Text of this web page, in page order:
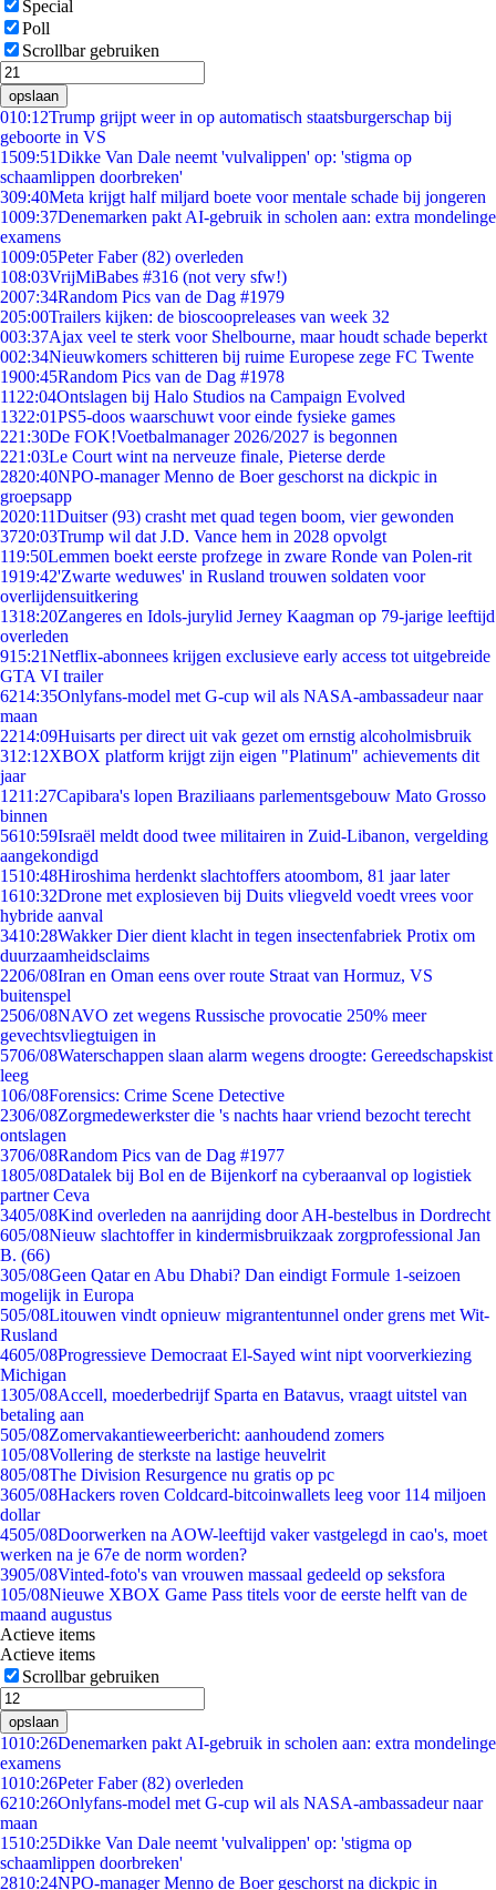
Special
Poll
Scrollbar gebruiken
opslaan
010:12Trump grijpt weer in op automatisch staatsburgerschap bij
geboorte in VS
1509:51Dikke Van Dale neemt 'vulvalippen' op: 'stigma op
schaamlippen doorbreken'
309:40Meta krijgt half miljard boete voor mentale schade bij jongeren
1009:37Denemarken pakt AI-gebruik in scholen aan: extra mondelinge
examens
1009:05Peter Faber (82) overleden
108:03VrijMiBabes #316 (not very sfw!)
2007:34Random Pics van de Dag #1979
205:00Trailers kijken: de bioscoopreleases van week 32
003:37Ajax veel te sterk voor Shelbourne, maar houdt schade beperkt
002:34Nieuwkomers schitteren bij ruime Europese zege FC Twente
1900:45Random Pics van de Dag #1978
11 22:04Ontslagen bij Halo Studios na Campaign Evolved
1322:01PS5-doos waarschuwt voor einde fysieke games
221:30De FOK!Voetbalmanager 2026/2027 is begonnen
221:03Le Court wint na nerveuze finale, Pieterse derde
2820:40NPO-manager Menno de Boer geschorst na dickpic in
groepsapp
2020:11Duitser (93) crasht met quad tegen boom, vier gewonden
3720:03Trump wil dat J.D. Vance hem in 2028 opvolgt
119:50Lemmen boekt eerste profzege in zware Ronde van Polen-rit
1919:42'Zwarte weduwes' in Rusland trouwen soldaten voor
overlijdensuitkering
1318:20Zangeres en Idols-jurylid Jerney Kaagman op 79-jarige leeftijd
overleden
915:21Netflix-abonnees krijgen exclusieve early access tot uitgebreide
GTA VI trailer
6214:35Onlyfans-model met G-cup wil als NASA-ambassadeur naar
maan
2214:09Huisarts per direct uit vak gezet om ernstig alcoholmisbruik
312:12XBOX platform krijgt zijn eigen "Platinum" achievements dit
jaar
1211:27Capibara's lopen Braziliaans parlementsgebouw Mato Grosso
binnen
5610:59Israël meldt dood twee militairen in Zuid-Libanon, vergelding
aangekondigd
1510:48Hiroshima herdenkt slachtoffers atoombom, 81 jaar later
1610:32Drone met explosieven bij Duits vliegveld voedt vrees voor
hybride aanval
3410:28Wakker Dier dient klacht in tegen insectenfabriek Protix om
duurzaamheidsclaims
2206/08Iran en Oman eens over route Straat van Hormuz, VS
buitenspel
2506/08NAVO zet wegens Russische provocatie 250% meer
gevechtsvliegtuigen in
5706/08Waterschappen slaan alarm wegens droogte: Gereedschapskist
leeg
106/08Forensics: Crime Scene Detective
2306/08Zorgmedewerkster die 's nachts haar vriend bezocht terecht
ontslagen
3706/08Random Pics van de Dag #1977
1805/08Datalek bij Bol en de Bijenkorf na cyberaanval op logistiek
partner Ceva
3405/08Kind overleden na aanrijding door AH-bestelbus in Dordrecht
605/08Nieuw slachtoffer in kindermisbruikzaak zorgprofessional Jan
B. (66)
305/08Geen Qatar en Abu Dhabi? Dan eindigt Formule 1-seizoen
mogelijk in Europa
505/08Litouwen vindt opnieuw migrantentunnel onder grens met Wit-
Rusland
4605/08Progressieve Democraat El-Sayed wint nipt voorverkiezing
Michigan
1305/08Accell, moederbedrijf Sparta en Batavus, vraagt uitstel van
betaling aan
505/08Zomervakantieweerbericht: aanhoudend zomers
105/08Vollering de sterkste na lastige heuvelrit
805/08The Division Resurgence nu gratis op pc
3605/08Hackers roven Coldcard-bitcoinwallets leeg voor 114 miljoen
dollar
4505/08Doorwerken na AOW-leeftijd vaker vastgelegd in cao's, moet
werken na je 67e de norm worden?
3905/08Vinted-foto's van vrouwen massaal gedeeld op seksfora
105/08Nieuwe XBOX Game Pass titels voor de eerste helft van de
maand augustus
Actieve items
Actieve items
Scrollbar gebruiken
opslaan
1010:26Denemarken pakt AI-gebruik in scholen aan: extra mondelinge
examens
1010:26Peter Faber (82) overleden
6210:26Onlyfans-model met G-cup wil als NASA-ambassadeur naar
maan
1510:25Dikke Van Dale neemt 'vulvalippen' op: 'stigma op
schaamlippen doorbreken'
2810:24NPO-manager Menno de Boer geschorst na dickpic in